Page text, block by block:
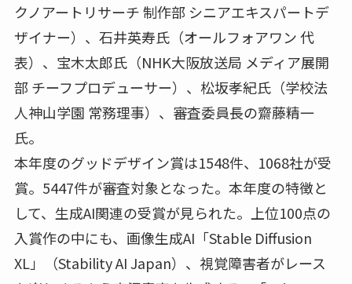
クノアートリサーチ 制作部 シニアエキスパートデ
ザイナー）、石井英寿氏（オールフォアワン 代
表）、宝木太郎氏（NHK大阪放送局 メディア展開
部 チーフプロデューサー）、松坂孝紀氏（学校法
人神山学園 常務理事）、審査委員長の齋藤精一
氏。
本年度のグッドデザイン賞は1548件、1068社が受
賞。5447件が審査対象となった。本年度の特徴と
して、生成AI関連の受賞が見られた。上位100点の
入賞作の中にも、画像生成AI「Stable Diffusion
XL」（Stability AI Japan）、視覚障害者がレース